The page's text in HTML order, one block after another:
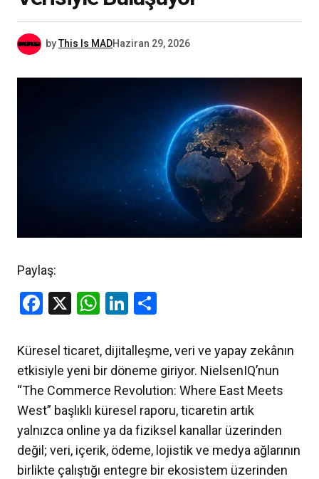
byThis Is MADHaziran 29, 2026
Paylaş:
Facebook
X WhatsApp
LinkedIn
Küresel ticaret, dijitalleşme, veri ve yapay zekânın
etkisiyle yeni bir döneme giriyor. NielsenIQ’nun
“The Commerce Revolution: Where East Meets
West” başlıklı küresel raporu, ticaretin artık
yalnızca online ya da fiziksel kanallar üzerinden
değil; veri, içerik, ödeme, lojistik ve medya ağlarının
birlikte çalıştığı entegre bir ekosistem üzerinden